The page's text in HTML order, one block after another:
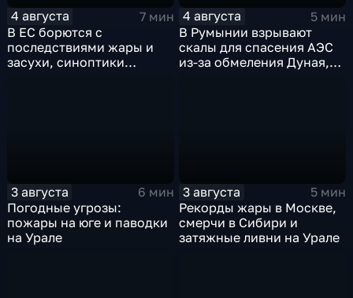
4 августа
7 мин
В ЕС борются с
последствиями жары и
засухи, синоптики
4 августа
5 мин
В Румынии взрывают
скалы для спасения АЭС
из-за обмеления Дуная,
3 августа
6 мин
Погодные угрозы:
пожары на юге и паводки
на Урале
3 августа
5 мин
Рекорды жары в Москве,
смерчи в Сибири и
затяжные ливни на Урале